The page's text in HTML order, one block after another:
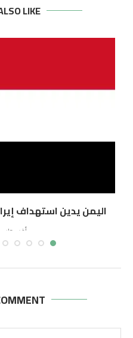
LIKE
اليمن يدين استهداف
أغسطس 8, 2026